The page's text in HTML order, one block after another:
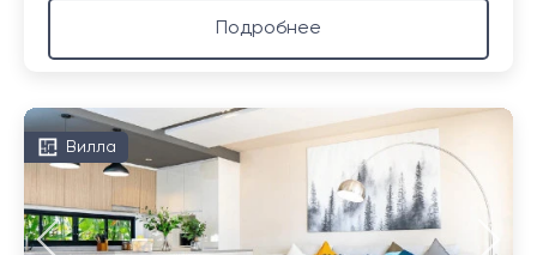
Подробнее
Вилла